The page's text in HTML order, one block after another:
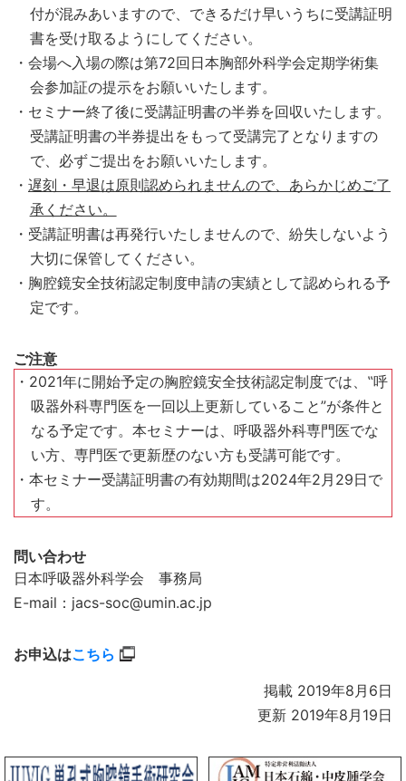
付が混みあいますので、できるだけ早いうちに受講証明
書を受け取るようにしてください。
・会場へ入場の際は第72回日本胸部外科学会定期学術集
会参加証の提示をお願いいたします。
・セミナー終了後に受講証明書の半券を回収いたします。
受講証明書の半券提出をもって受講完了となりますの
で、必ずご提出をお願いいたします。
・ 遅刻・早退は原則認められませんので、あらかじめご了
承ください。
・受講証明書は再発行いたしませんので、紛失しないよう
大切に保管してください。
・胸腔鏡安全技術認定制度申請の実績として認められる予
定です。
ご注意
・2021年に開始予定の胸腔鏡安全技術認定制度では、‟呼
吸器外科専門医を一回以上更新していること”が条件と
なる予定です。本セミナーは、呼吸器外科専門医でな
い方、専門医で更新歴のない方も受講可能です。
・本セミナー受講証明書の有効期間は2024年2月29日で
す。
問い合わせ
日本呼吸器外科学会 事務局
E-mail：jacs-soc@umin.ac.jp
お申込はこちら
掲載 2019年8月6日
更新 2019年8月19日